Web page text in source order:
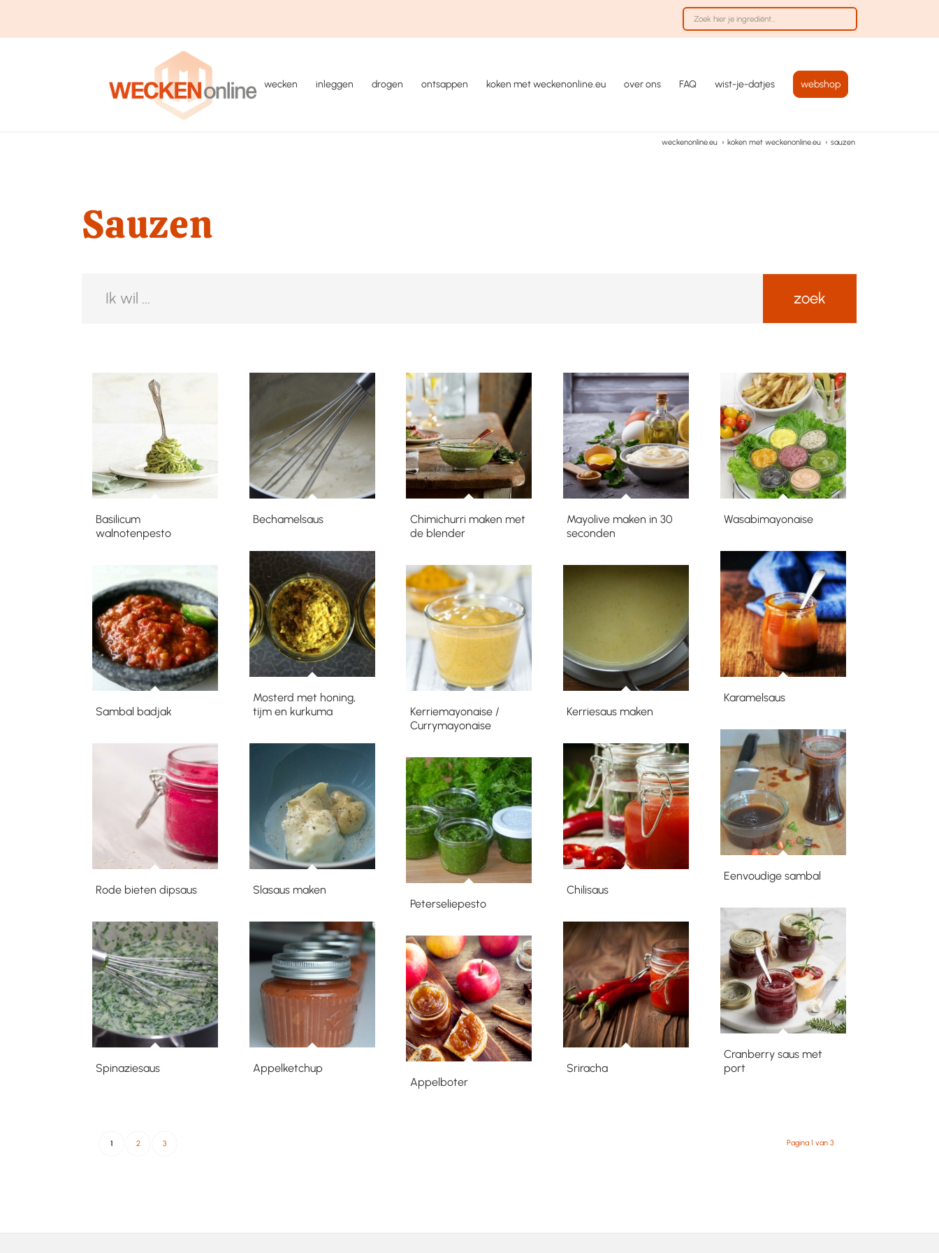
wecken inleggen drogen ontsappen koken met weckenonline.eu over ons FAQ wist-je-datjes webshop
weckenonline.eu › koken met weckenonline.eu › sauzen
Sauzen
Basilicum
walnotenpesto
Bechamelsaus
Chimichurri maken met
de blender
Mayolive maken in 30
seconden
Wasabimayonaise
Mosterd met honing,
tijm en kurkuma
Karamelsaus
Sambal badjak
Kerriemayonaise /
Currymayonaise
Kerriesaus maken
Eenvoudige sambal
Rode bieten dipsaus
Slasaus maken
Chilisaus
Peterseliepesto
Cranberry saus met
port
Spinaziesaus Appelketchup
Sriracha
Appelboter
Pagina 1 van 3
1 2 3